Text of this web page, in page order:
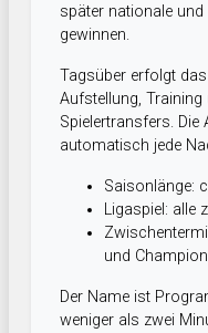
später nationale
gewinnen.
Tagsüber erfolgt
Aufstellung, Training
Spielertransfers. Die
automatisch jede
Saisonlänge:
Ligaspiel: alle
und
Der Name ist
weniger als zwei